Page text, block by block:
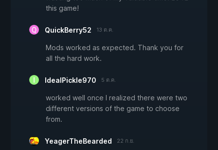
this game!
QuickBerry52 13 ต.ค.
Mods worked as expected. Thank you for
all the hard work.
IdealPickle970 5 ต.ค.
worked well once I realized there were two
different versions of the game to choose
from.
YeagerTheBearded 22 ก.ย.